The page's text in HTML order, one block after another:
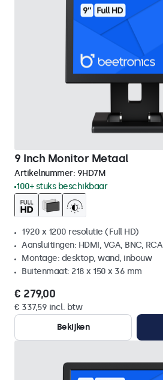
9 Inch Monitor Metaal
Artikelnummer: 9HD7M
100+ stuks beschikbaar
1920 x 1200 resolutie (Full HD)
Aansluitingen: HDMI, VGA, BNC, RCA
Montage: desktop, wand, inbouw
Buitenmaat: 218 x 150 x 36 mm
€ 279,00
€ 337,59 incl. btw
Bekijken